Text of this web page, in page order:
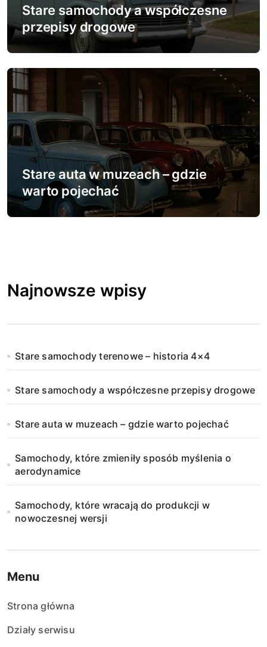
Stare samochody a współczesne
przepisy drogowe
Stare auta w muzeach – gdzie
warto pojechać
Najnowsze wpisy
Stare samochody terenowe – historia 4×4
Stare samochody a współczesne przepisy drogowe
Stare auta w muzeach – gdzie warto pojechać
Samochody, które zmieniły sposób myślenia o
aerodynamice
Samochody, które wracają do produkcji w
nowoczesnej wersji
Menu
Strona główna
Działy serwisu